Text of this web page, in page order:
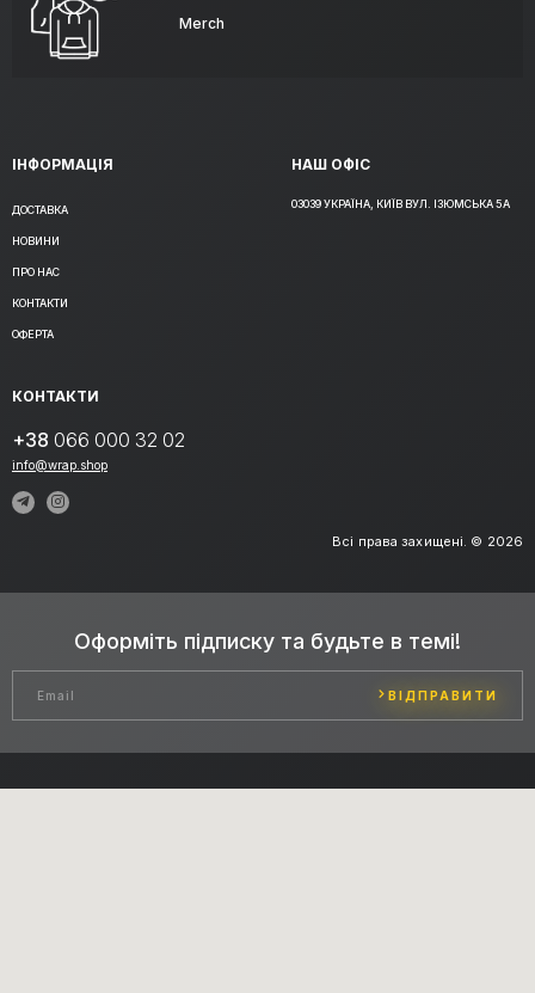
Merch
ІНФОРМАЦІЯ
ДОСТАВКА
НОВИНИ
ПРО НАС
КОНТАКТИ
ОФЕРТА
НАШ ОФІС
03039 УКРАЇНА, КИЇВ ВУЛ. ІЗЮМСЬКА 5А
КОНТАКТИ
+38 066 000 32 02
info@wrap.shop
Всі права захищені. © 2026
Оформіть підписку та будьте в темі!
ВІДПРАВИТИ